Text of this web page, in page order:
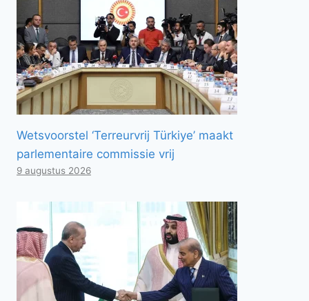
Wetsvoorstel ‘Terreurvrij Türkiye’ maakt
parlementaire commissie vrij
9 augustus 2026